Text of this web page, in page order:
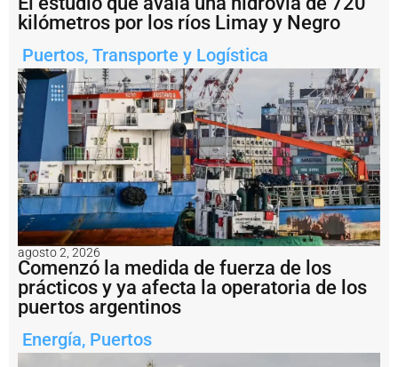
d
e
u
e
q
u
é
e
a
li
z
a
t
a
r
e
a
d
kilómetros por los ríos Limay y Negro
Puertos, Transporte y Logística
agosto 2, 2026
Comenzó la medida de fuerza de los
prácticos y ya afecta la operatoria de los
puertos argentinos
Energía, Puertos